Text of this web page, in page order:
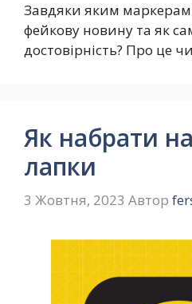
Завдяки яким
фейкову новину та як
достовірність? Про це
Як набрати на
лапки
3 Жовтня, 2023 Автор